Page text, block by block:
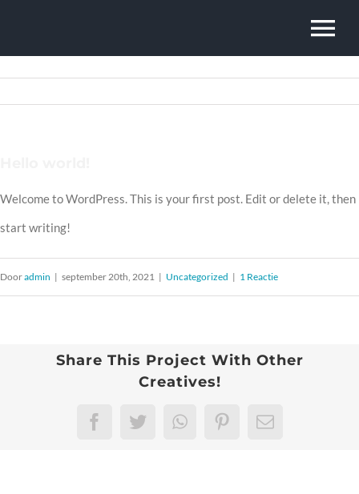
Contact
Welcome to WordPress. This is your first post. Edit or delete it, then
start writing!
Dooradmin | september 20th, 2021 | Uncategorized | 1 Reactie
Share This Project With Other
Creatives!
FacebookTwitterWhatsAppPinterest
E-